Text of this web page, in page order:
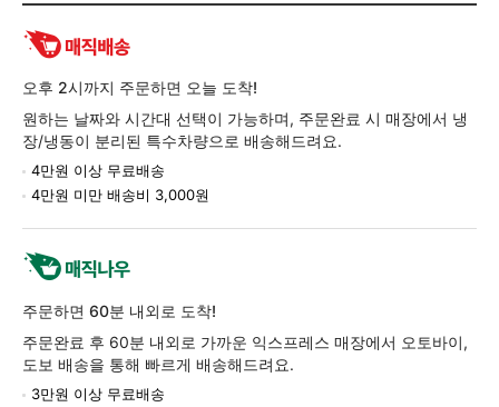
교
환/
반
품
정
보
오후 2시까지 주문하면 오늘 도착!
원하는 날짜와 시간대 선택이 가능하며, 주문완료 시 매장에서 냉
장/냉동이 분리된 특수차량으로 배송해드려요.
4만원 이상 무료배송
4만원 미만 배송비 3,000원
주문하면 60분 내외로 도착!
주문완료 후 60분 내외로 가까운 익스프레스 매장에서 오토바이,
도보 배송을 통해 빠르게 배송해드려요.
3만원 이상 무료배송